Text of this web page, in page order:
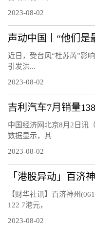
2023-08-02
声动中国丨“他们是
近日，受台风“杜苏芮”影
引发洪...
2023-08-02
中国经济网北京8月2日讯
数据显示，其
2023-08-02
「港股异动」百济
【财华社讯】百济神州
122 7港元，
2023-08-02